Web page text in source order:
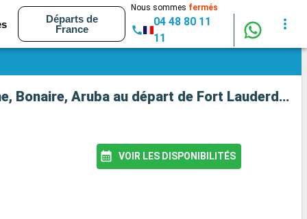
Départs de
France
Nous sommes fermés
04 48 80 11
11
Croisière MS Eurodam : États-Unis, Bahamas, Îles Turques-et-Caïques, République Dominicaine, Bonaire, Aruba au départ de Fort Lauderdale
VOIR LES DISPONIBILITÉS